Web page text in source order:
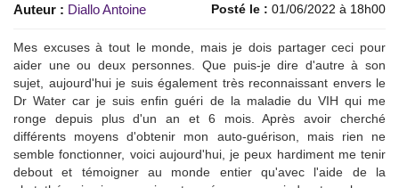
Auteur : Diallo Antoine Posté le : 01/06/2022 à 18h00
Mes excuses à tout le monde, mais je dois partager ceci pour
aider une ou deux personnes. Que puis-je dire d'autre à son
sujet, aujourd'hui je suis également très reconnaissant envers le
Dr Water car je suis enfin guéri de la maladie du VIH qui me
ronge depuis plus d'un an et 6 mois. Après avoir cherché
différents moyens d'obtenir mon auto-guérison, mais rien ne
semble fonctionner, voici aujourd'hui, je peux hardiment me tenir
debout et témoigner au monde entier qu'avec l'aide de la